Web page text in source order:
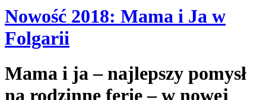
Nowość 2018: Mama i Ja w
Folgarii
Mama i ja – najlepszy pomysł
na rodzinne ferie – w nowej